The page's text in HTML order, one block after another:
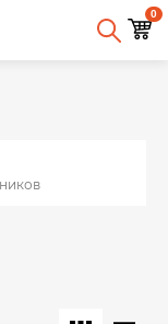
0